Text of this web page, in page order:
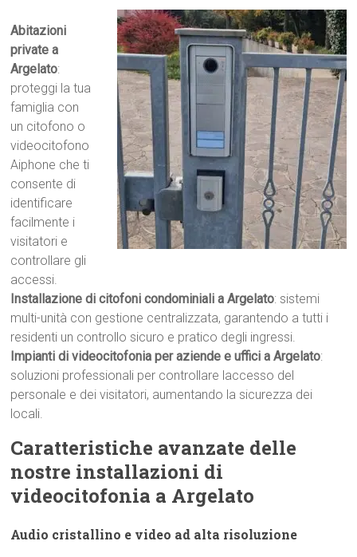
Abitazioni
private a
Argelato:
proteggi la tua
famiglia con
un citofono o
videocitofono
Aiphone che ti
consente di
identificare
facilmente i
visitatori e
controllare gli
accessi.
Installazione di citofoni condominiali a Argelato: sistemi
multi-unità con gestione centralizzata, garantendo a tutti i
residenti un controllo sicuro e pratico degli ingressi.
Impianti di videocitofonia per aziende e uffici a Argelato:
soluzioni professionali per controllare laccesso del
personale e dei visitatori, aumentando la sicurezza dei
locali.
Caratteristiche avanzate delle
nostre installazioni di
videocitofonia a Argelato
Audio cristallino e video ad alta risoluzione